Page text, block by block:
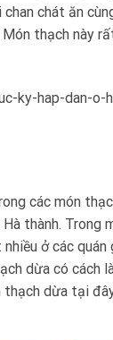
chan chát ăn
thạch này
các món
thành. Trong
ở các
dừa có cách
thạch dừa tại